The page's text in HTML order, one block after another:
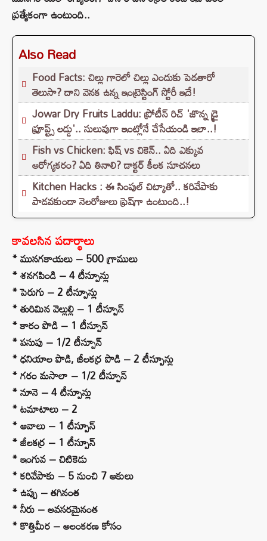
ప్రత్యేకంగా ఉంటుంది..
Also Read
Food Facts: చిల్లు గారెలో చిల్లు ఎందుకు పెడతారో
తెలుసా? దాని వెనక ఉన్న ఇంట్రెస్టింగ్ స్టోరీ ఇదే!
Jowar Dry Fruits Laddu: ప్రోటీన్ రిచ్ 'జొన్న డ్రై
ఫ్రూప్ట్స్ లడ్డు'.. సులువుగా ఇంట్లోనే చేసేయండి ఇలా..!
Fish vs Chicken: ఫిష్ vs చికెన్.. ఏది ఎక్కువ
ఆరోగ్యకరం? ఏది తినాలి? డాక్టర్ కీలక సూచనలు
Kitchen Hacks : ఈ సింపుల్ చిట్కాతో.. కరివేపాకు
పాడవకుండా నెలరోజులు ఫ్రెష్‌గా ఉంటుంది..!
కావలసిన పదార్థాలు
* మునగకాయలు – 500 గ్రాములు
* శనగపిండి – 4 టీస్పూన్లు
* పెరుగు – 2 టీస్పూన్లు
* తురిమిన వెల్లుల్లి – 1 టీస్పూన్
* కారం పొడి – 1 టీస్పూన్
* పసుపు – 1/2 టీస్పూన్
* ధనియాల పొడి, జీలకర్ర పొడి – 2 టీస్పూన్లు
* గరం మసాలా – 1/2 టీస్పూన్
* నూనె – 4 టీస్పూన్లు
* టమాటాలు – 2
* ఆవాలు – 1 టీస్పూన్
* జీలకర్ర – 1 టీస్పూన్
* ఇంగువ – చిటికెడు
* కరివేపాకు – 5 నుంచి 7 ఆకులు
* ఉప్పు – తగినంత
* నీరు – అవసరమైనంత
* కొత్తిమీర – అలంకరణ కోసం